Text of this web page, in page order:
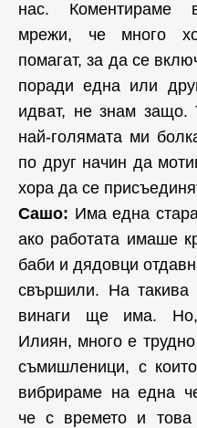
нас. Коментираме
мрежи, че много
помагат, за да се
поради една или
идват, не знам
най-голямата ми
по друг начин да
хора да се
Сашо: Има една
ако работата имаше
баби и дядовци
свършили. На такива
винаги ще има. Но,
Илиян, много е
съмишленици, с
вибрираме на една
че с времето и